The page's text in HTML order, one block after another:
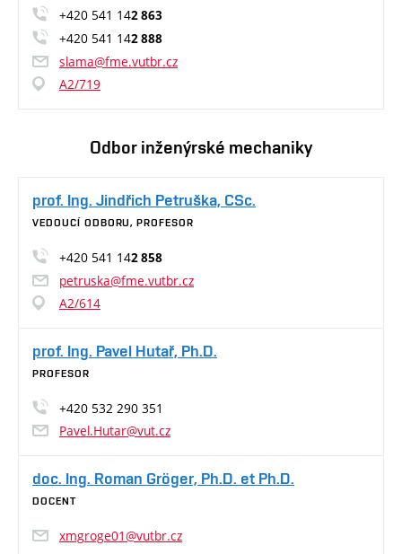
+420 541 142 863
+420 541 142 888
slama@fme.vutbr.cz
A2/719
Odbor inženýrské mechaniky
prof. Ing. Jindřich Petruška, CSc.
VEDOUCÍ ODBORU, PROFESOR
+420 541 142 858
petruska@fme.vutbr.cz
A2/614
prof. Ing. Pavel Hutař, Ph.D.
PROFESOR
+420 532 290 351
Pavel.Hutar@vut.cz
doc. Ing. Roman Gröger, Ph.D. et Ph.D.
DOCENT
xmgroge01@vutbr.cz